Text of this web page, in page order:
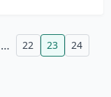
… 22 23 24